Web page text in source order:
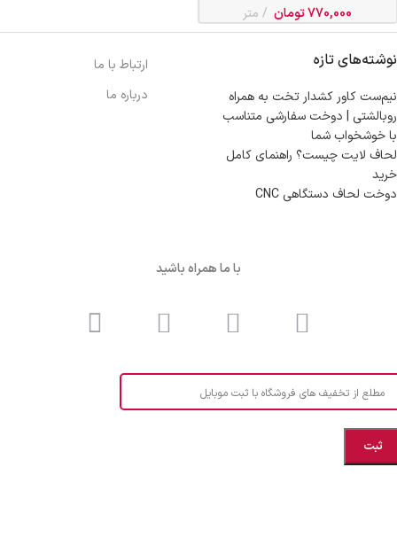
770,000تومان متر
نوشته‌های تازه
نیم‌ست کاور کشدار تخت به همراه
روبالشتی | دوخت سفارشی متناسب
با خوشخواب شما
لحاف لایت چیست؟ راهنمای کامل
خرید
دوخت لحاف دستگاهی CNC
ارتباط با ما
درباره ما
با ما همراه باشید
مطلع از تخفیف های فروشگاه با ثبت موبایل